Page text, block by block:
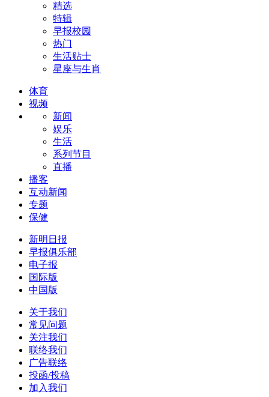
精选
特辑
早报校园
热门
生活贴士
星座与生肖
体育
视频
新闻
娱乐
生活
系列节目
直播
播客
互动新闻
专题
保健
新明日报
早报俱乐部
电子报
国际版
中国版
关于我们
常见问题
关注我们
联络我们
广告联络
投函/投稿
加入我们